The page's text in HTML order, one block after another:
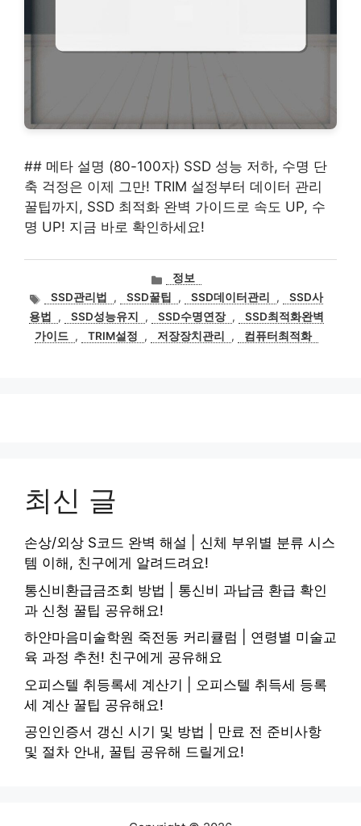
## 메타 설명 (80-100자) SSD 성능 저하, 수명 단
축 걱정은 이제 그만! TRIM 설정부터 데이터 관리
꿀팁까지, SSD 최적화 완벽 가이드로 속도 UP, 수
명 UP! 지금 바로 확인하세요!
카
테
고
리
정보
태
그
SSD관리법 , SSD꿀팁 , SSD데이터관리 ,
SSD사
용법
, SSD성능유지 , SSD수명연장 ,
SSD최적화완벽
가이드 , TRIM설정 , 저장장치관리 , 컴퓨터최적화
최신 글
손상/외상 S코드 완벽 해설 | 신체 부위별 분류 시스
템 이해, 친구에게 알려드려요!
통신비환급금조회 방법 | 통신비 과납금 환급 확인
과 신청 꿀팁 공유해요!
하얀마음미술학원 죽전동 커리큘럼 | 연령별 미술교
육 과정 추천! 친구에게 공유해요
오피스텔 취등록세 계산기 | 오피스텔 취득세 등록
세 계산 꿀팁 공유해요!
공인인증서 갱신 시기 및 방법 | 만료 전 준비사항
및 절차 안내, 꿀팁 공유해 드릴게요!